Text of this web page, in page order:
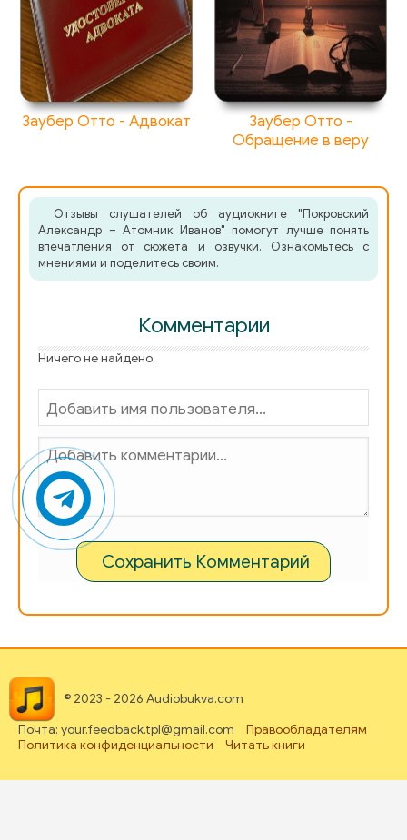
Заубер Отто - Адвокат
Заубер Отто -
Обращение в веру
Отзывы слушателей об аудиокниге "Покровский
Александр – Атомник Иванов" помогут лучше понять
впечатления от сюжета и озвучки. Ознакомьтесь с
мнениями и поделитесь своим.
Комментарии
Ничего не найдено.
Сохранить Комментарий
© 2023 - 2026 Audiobukva.com
Почта: your.feedback.tpl@gmail.com
Правообладателям
Политика конфиденциальности
Читать книги